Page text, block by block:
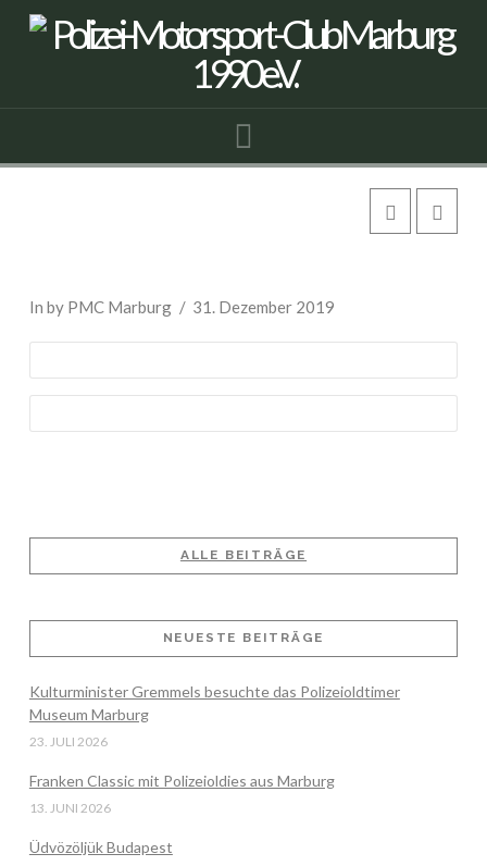
In by PMC Marburg 31. Dezember 2019
ALLE BEITRÄGE
NEUESTE BEITRÄGE
Kulturminister Gremmels besuchte das Polizeioldtimer
Museum Marburg
23. JULI 2026
Franken Classic mit Polizeioldies aus Marburg
13. JUNI 2026
Üdvözöljük Budapest